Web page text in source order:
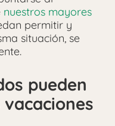
nuestros mayores
permitir y
situación, se
pueden